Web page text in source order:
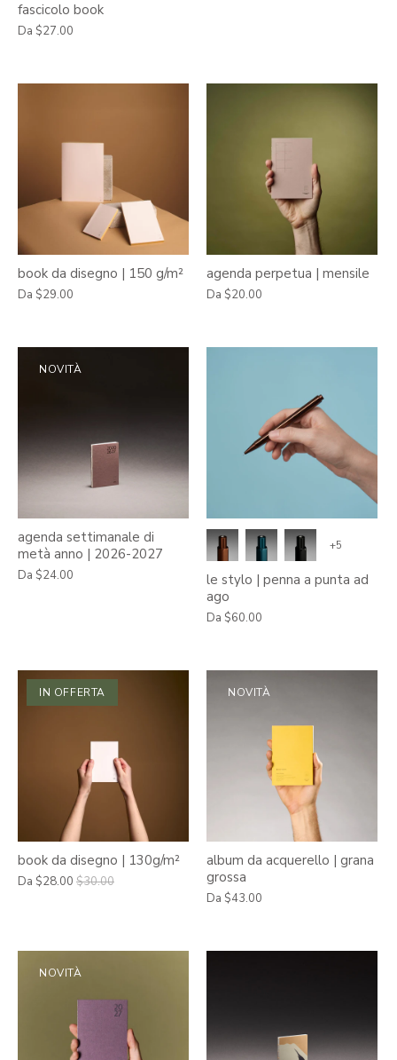
fascicolo book
Da $27.00
book da disegno | 150 g/m²
Da $29.00
agenda perpetua | mensile
Da $20.00
NOVITÀ
agenda settimanale di
metà anno | 2026-2027
Da $24.00
+5
le stylo | penna a punta ad
ago
Da $60.00
IN OFFERTA
book da disegno | 130g/m²
Da $28.00 $30.00
NOVITÀ
album da acquerello | grana
grossa
Da $43.00
NOVITÀ